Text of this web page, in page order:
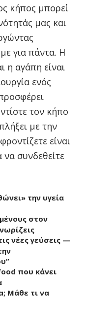
κήπος μπορεί
μας και
για πάντα. Η
η αγάπη είναι
ενός
τον κήπο
με την
είναι
να συνδεθείτε
την υγεία
στον
νέες γεύσεις —
που κάνει
Μάθε τι να